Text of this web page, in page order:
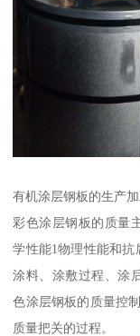
有机涂层钢板的生产
彩色涂层钢板的质量
学性能1物理性能和抗
涂料、涂敷过程、涂
色涂层钢板的质量控
质量把关的过程。